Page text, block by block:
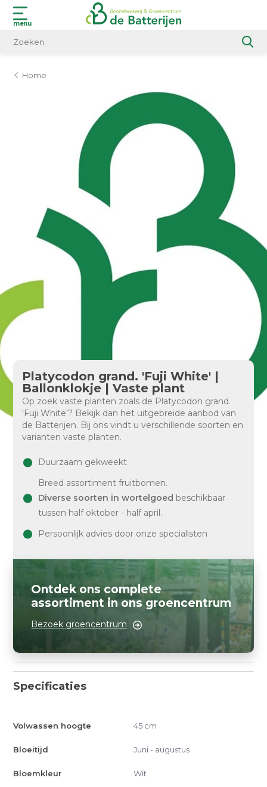
menu
Home
Platycodon grand. 'Fuji White' |
Ballonklokje | Vaste plant
Op zoek vaste planten zoals de Platycodon grand.
'Fuji White'? Bekijk dan het uitgebreide aanbod van
de Batterijen. Bij ons vindt u verschillende soorten en
varianten vaste planten.
Duurzaam gekweekt
Breed assortiment fruitbomen.
Diverse soorten in wortelgoed beschikbaar
tussen half oktober - half april.
Persoonlijk advies door onze specialisten
Ontdek ons complete
assortiment in ons groencentrum
Bezoek groencentrum
Specificaties
Volwassen hoogte 45 cm
Bloeitijd Juni - augustus
Bloemkleur Wit